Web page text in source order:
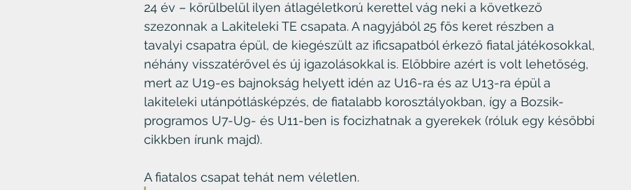
24 év – körülbelül ilyen átlagéletkorú kerettel vág neki a következő
szezonnak a Lakiteleki TE csapata. A nagyjából 25 fős keret részben a
tavalyi csapatra épül, de kiegészült az ificsapatból érkező fiatal játékosokkal,
néhány visszatérővel és új igazolásokkal is. Előbbire azért is volt lehetőség,
mert az U19-es bajnokság helyett idén az U16-ra és az U13-ra épül a
lakiteleki utánpótlásképzés, de fiatalabb korosztályokban, így a Bozsik-
programos U7-U9- és U11-ben is focizhatnak a gyerekek (róluk egy későbbi
cikkben írunk majd).
A fiatalos csapat tehát nem véletlen.